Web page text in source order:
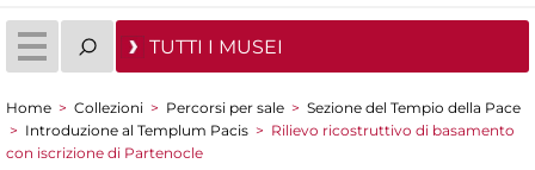
TUTTI I MUSEI
Tu sei qui
Home > Collezioni > Percorsi per sale > Sezione del Tempio della Pace
> Introduzione al Templum Pacis > Rilievo ricostruttivo di basamento
con iscrizione di Partenocle